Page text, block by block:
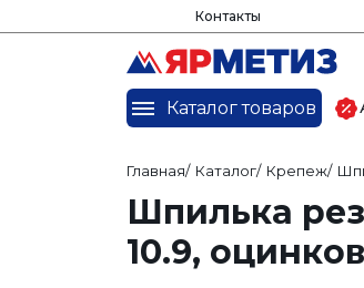
Контакты
Каталог товаров
Главная/ Каталог/ Крепеж/
Шпилька
10.9,